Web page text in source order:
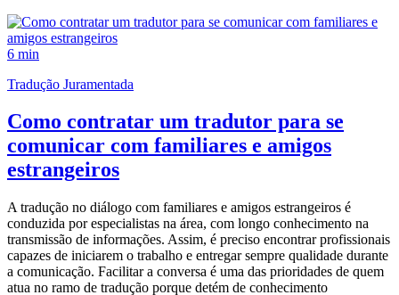
6 min
Tradução Juramentada
Como contratar um tradutor para se
comunicar com familiares e amigos
estrangeiros
A tradução no diálogo com familiares e amigos estrangeiros é
conduzida por especialistas na área, com longo conhecimento na
transmissão de informações. Assim, é preciso encontrar profissionais
capazes de iniciarem o trabalho e entregar sempre qualidade durante
a comunicação. Facilitar a conversa é uma das prioridades de quem
atua no ramo de tradução porque detém de conhecimento